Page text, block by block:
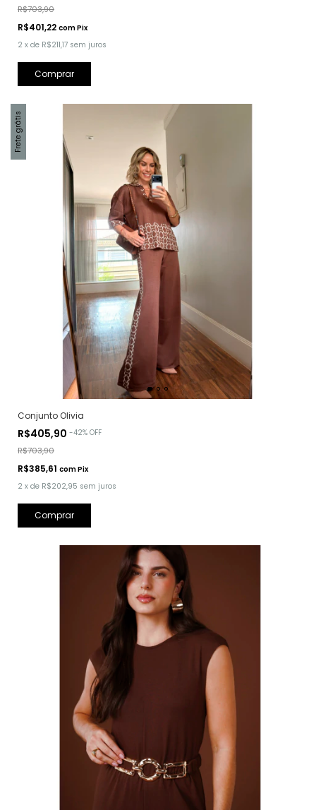
R$703,90
R$401,22 comPix
2 x de R$211,17 sem juros
Comprar
Frete grátis
Conjunto Olivia
R$405,90 -42% OFF
R$703,90
R$385,61 comPix
2 x de R$202,95 sem juros
Comprar